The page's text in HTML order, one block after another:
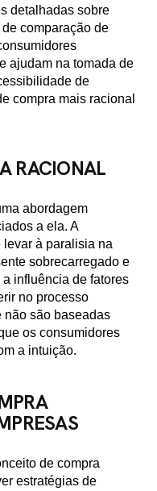
detalhadas sobre
comparação de
ajudam na tomada de
de
compra mais racional
RACIONAL
abordagem
a ela. A
à paralisia na
sobrecarregado e
influência de fatores
no processo
não são baseadas
os consumidores
a intuição.
de compra
estratégias de